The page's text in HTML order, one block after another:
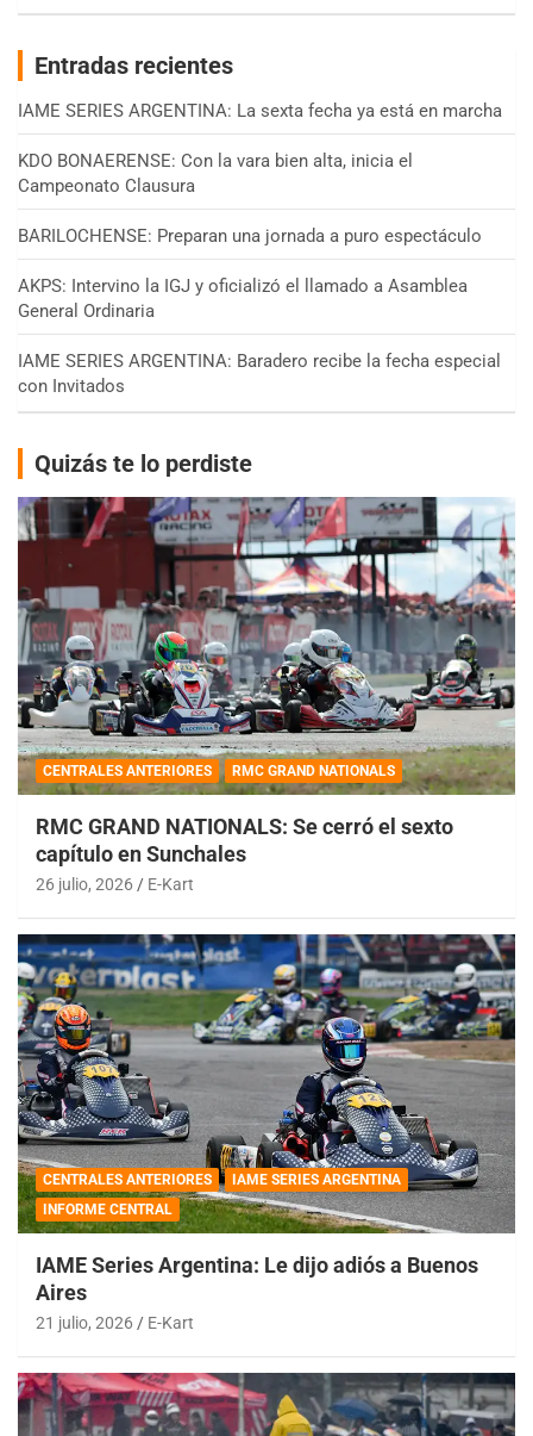
Entradas recientes
IAME SERIES ARGENTINA: La sexta fecha ya está en marcha
KDO BONAERENSE: Con la vara bien alta, inicia el
Campeonato Clausura
BARILOCHENSE: Preparan una jornada a puro espectáculo
AKPS: Intervino la IGJ y oficializó el llamado a Asamblea
General Ordinaria
IAME SERIES ARGENTINA: Baradero recibe la fecha especial
con Invitados
Quizás te lo perdiste
CENTRALES ANTERIORES RMC GRAND NATIONALS
RMC GRAND NATIONALS: Se cerró el sexto
capítulo en Sunchales
26 julio, 2026 E-Kart
CENTRALES ANTERIORES
IAME SERIES ARGENTINA
INFORME CENTRAL
IAME Series Argentina: Le dijo adiós a Buenos
Aires
21 julio, 2026 E-Kart